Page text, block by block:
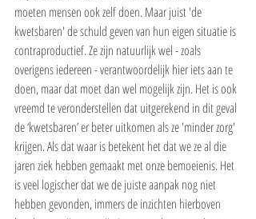
moeten mensen ook zelf doen. Maar juist 'de
kwetsbaren' de schuld geven van hun eigen situatie is
contraproductief. Ze zijn natuurlijk wel - zoals
overigens iedereen - verantwoordelijk hier iets aan te
doen, maar dat moet dan wel mogelijk zijn. Het is ook
vreemd te veronderstellen dat uitgerekend in dit geval
de ‘kwetsbaren’ er beter uitkomen als ze 'minder zorg'
krijgen. Als dat waar is betekent het dat we ze al die
jaren ziek hebben gemaakt met onze bemoeienis. Het
is veel logischer dat we de juiste aanpak nog niet
hebben gevonden, immers de inzichten hierboven